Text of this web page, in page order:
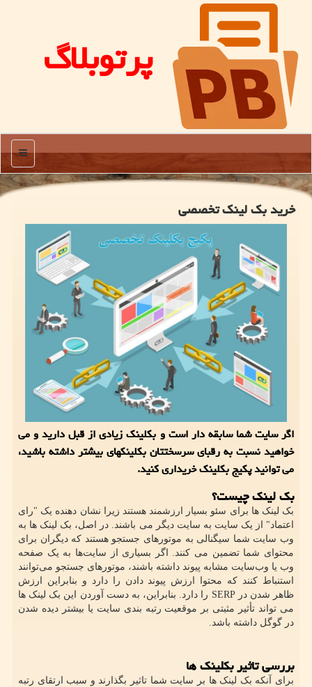
پرتوبلاگ
منو
خرید بک لینک تخصصی
اگر سایت شما سابقه دار است و بکلینک زیادی از قبل دارید و می
خواهید نسبت به رقبای سرسختتان بکلینکهای بیشتر داشته باشید،
می توانید پکیج بکلینک خریداری کنید.
بک لینک چیست؟
بک لینک ها برای سئو بسیار ارزشمند هستند زیرا نشان دهنده یک "رای
اعتماد" از یک سایت به سایت دیگر می باشند. در اصل، بک لینک ها به
وب سایت شما سیگنالی به موتورهای جستجو هستند که دیگران برای
محتوای شما تضمین می کنند. اگر بسیاری از سایت‌ها به یک صفحه
وب یا وب‌سایت مشابه پیوند داشته باشند، موتورهای جستجو می‌توانند
استنباط کنند که محتوا ارزش پیوند دادن را دارد و بنابراین ارزش
ظاهر شدن درSERP را دارد. بنابراین، به دست آوردن این بک لینک ها
می تواند تأثیر مثبتی بر موقعیت رتبه بندی سایت یا بیشتر دیده شدن
در گوگل داشته باشد.
بررسی تاثیر بکلینک ها
برای آنکه بک لینک ها بر سایت شما تاثیر بگذارند و سبب ارتقای رتبه